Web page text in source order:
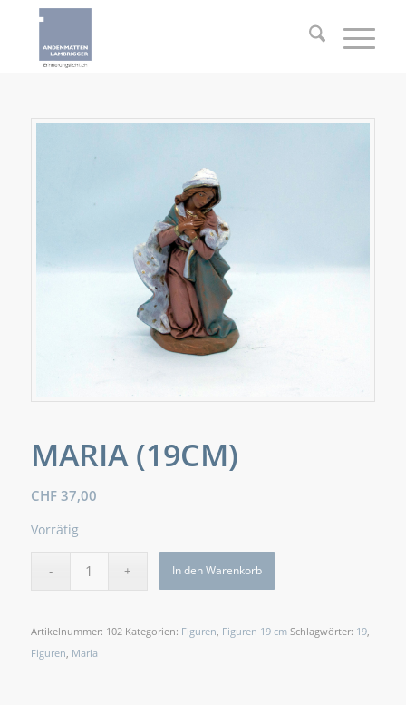
MARIA (19CM)
CHF37,00
Vorrätig
In den Warenkorb
Artikelnummer: 102 Kategorien: Figuren Figuren 19 cm Schlagwörter: 19,
Figuren Maria